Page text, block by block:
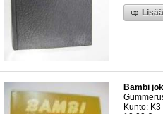
Bambi
Kunto: